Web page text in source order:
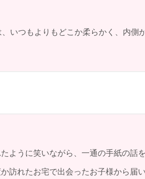
、いつもよりもどこか柔らかく、内側
ように笑いながら、一通の手紙の話
訪れたお宅で出会ったお子様から届